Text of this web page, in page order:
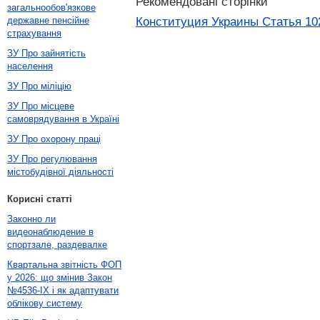
Конституция Украины Статья
загальнообов'язкове
державне пенсійне
страхування
ЗУ Про зайнятість
населення
ЗУ Про міліцію
ЗУ Про місцеве
самоврядування в Україні
ЗУ Про охорону праці
ЗУ Про регулювання
містобудівної діяльності
Корисні статті
Законно ли
видеонаблюдение в
спортзале, раздевалке
Квартальна звітність ФОП
у 2026: що змінив Закон
№4536-IX і як адаптувати
облікову систему